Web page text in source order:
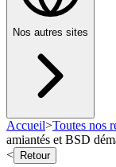
Nos autres sites
Accueil>Toutes nos
amiantés et BSD
<
Retour